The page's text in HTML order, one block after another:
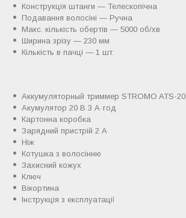
Конструкція штанги — Телескопічна
Подавання волосіні — Ручна
Макс. кількість обертів — 5000 об/хв
Ширина зрізу — 230 мм
Кількість в пачці — 1 шт.
Аккумуляторный триммер STROMO ATS-20
Акумулятор 20 В 3 А·год
Картонна коробка
Зарядний пристрій 2 А
Ніж
Котушка з волосінню
Захисний кожух
Ключ
Вікортина
Інструкція з експлуатації